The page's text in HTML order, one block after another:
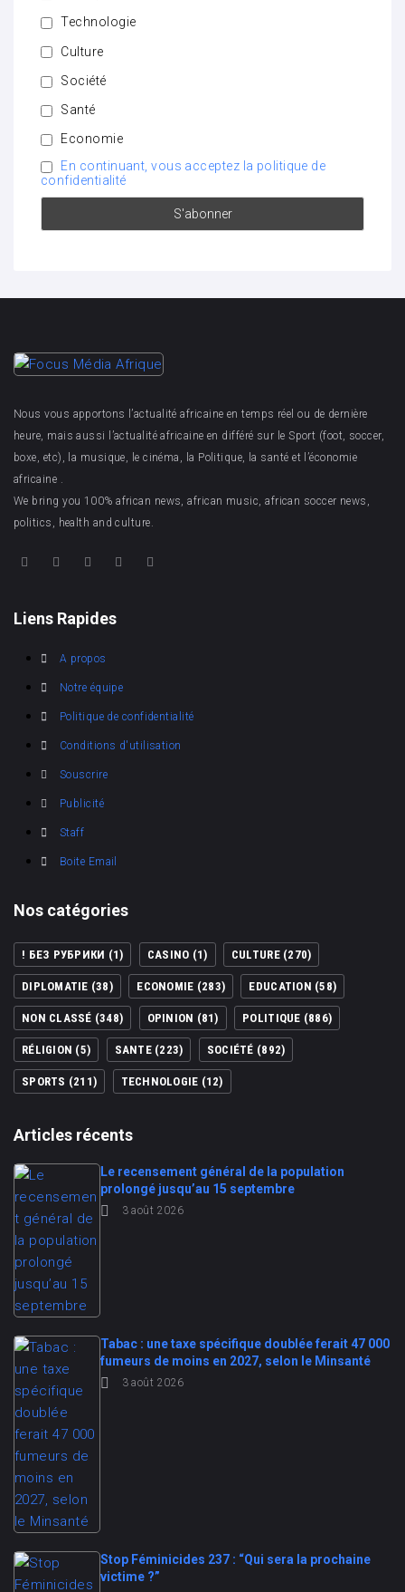
Technologie
Culture
Société
Santé
Economie
En continuant, vous acceptez la politique de
confidentialité
Nous vous apportons l’actualité africaine en temps réel ou de dernière
heure, mais aussi l’actualité africaine en différé sur le Sport (foot, soccer,
boxe, etc), la musique, le cinéma, la Politique, la santé et l’économie
africaine .
We bring you 100% african news, african music, african soccer news,
politics, health and culture.
Liens Rapides
A propos
Notre équipe
Politique de confidentialité
Conditions d'utilisation
Souscrire
Publicité
Staff
Boite Email
Nos catégories
! БЕЗ РУБРИКИ (1) CASINO (1) CULTURE(270)
DIPLOMATIE (38) ECONOMIE (283) EDUCATION (58)
NON CLASSÉ (348) OPINION (81) POLITIQUE (886)
RÉLIGION (5) SANTE(223) SOCIÉTÉ (892)
SPORTS (211) TECHNOLOGIE (12)
Articles récents
Le recensement général de la population
prolongé jusqu’au 15 septembre
3 août 2026
Tabac : une taxe spécifique doublée ferait 47 000
fumeurs de moins en 2027, selon le Minsanté
3 août 2026
Stop Féminicides 237 : “Qui sera la prochaine
victime ?”